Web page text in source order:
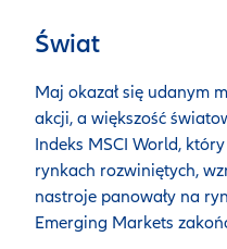
Świat
Maj okazał się udanym
akcji, a większość
Indeks MSCI World,
rynkach rozwiniętych,
nastroje panowały na
Emerging Markets